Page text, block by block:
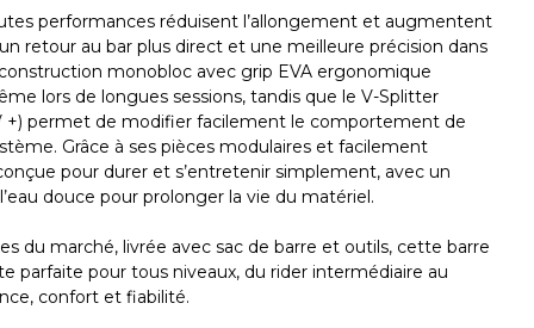
performances réduisent l’allongement et augmentent
un retour au bar plus direct et une meilleure précision dans
monobloc avec grip EVA ergonomique
lors de longues sessions, tandis que le V-Splitter
+) permet de modifier facilement le comportement de
Grâce à ses pièces modulaires et facilement
pour durer et s’entretenir simplement, avec un
douce pour prolonger la vie du matériel.
du marché, livrée avec sac de barre et outils, cette barre
parfaite pour tous niveaux, du rider intermédiaire au
confort et fiabilité.